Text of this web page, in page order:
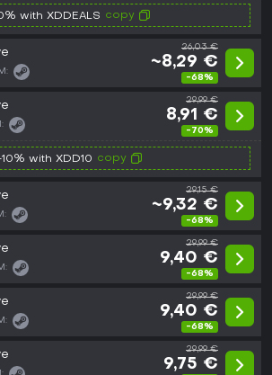
with XDDEALS copy
26,03 €
~8,29 €
-68%
29,99 €
8,91 €
-70%
with XDD10 copy
29,15 €
~9,32 €
-68%
29,99 €
9,40 €
-68%
29,99 €
9,40 €
-68%
29,99 €
9,75 €